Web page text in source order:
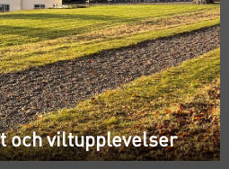
och viltupplevelser